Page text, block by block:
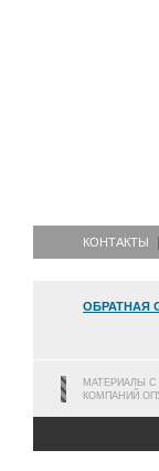
КОНТАКТЫ
ОБРАТНАЯ
МАТЕРИАЛЫ С
КОМПАНИЙ